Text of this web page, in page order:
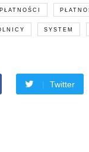
PŁATNOŚCI
SYSTEM
Twitter